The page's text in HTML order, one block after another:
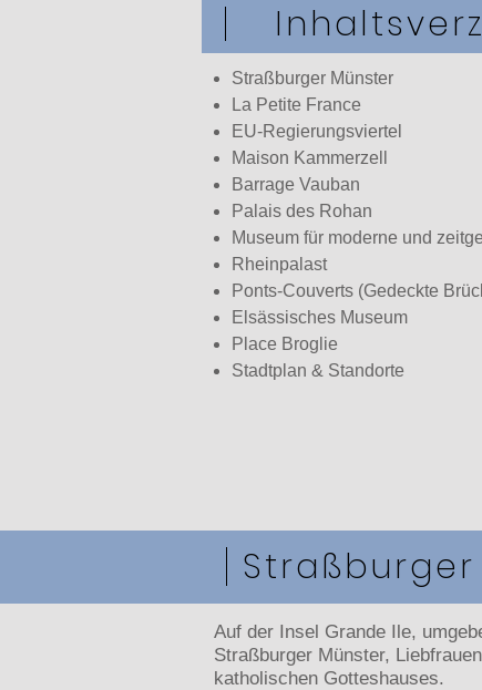
Straßburger Münster
La Petite France
EU-Regierungsviertel
Maison Kammerzell
Barrage Vauban
Palais des Rohan
Museum für moderne und
Rheinpalast
Ponts-Couverts (Gedeckte
Elsässisches Museum
Place Broglie
Stadtplan & Standorte
Auf der Insel Grande Ile,
Straßburger Münster,
katholischen Gotteshauses.